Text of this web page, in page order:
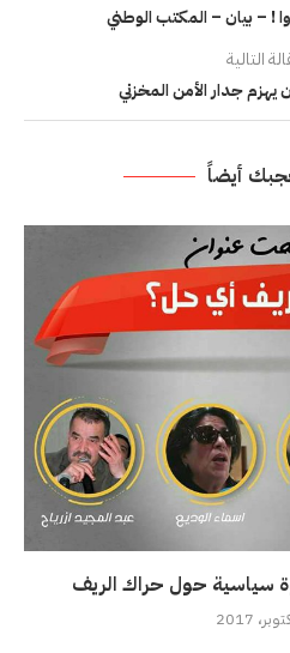
! – بيان – المكتب الوطني
التالية
يهزم جدار الأمن المخزني
أيضاً
سياسية حول حراك الريف